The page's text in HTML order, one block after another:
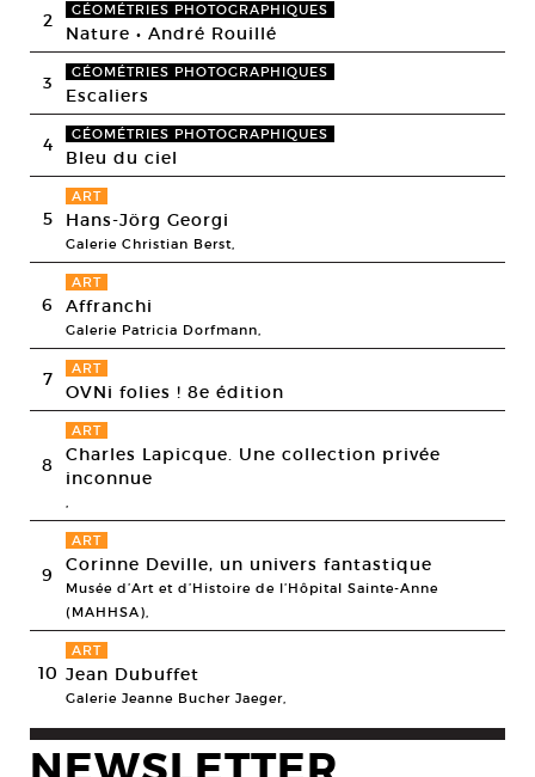
2 GÉOMÉTRIES PHOTOGRAPHIQUES
Nature • André Rouillé
3 GÉOMÉTRIES PHOTOGRAPHIQUES
Escaliers
4 GÉOMÉTRIES PHOTOGRAPHIQUES
Bleu du ciel
5
ART
Hans-Jörg Georgi
Galerie Christian Berst,
6
ART
Affranchi
Galerie Patricia Dorfmann,
7 ART
OVNi folies ! 8e édition
8
ART
Charles Lapicque. Une collection privée
inconnue
,
9
ART
Corinne Deville, un univers fantastique
Musée d’Art et d’Histoire de l’Hôpital Sainte-Anne
(MAHHSA),
10
ART
Jean Dubuffet
Galerie Jeanne Bucher Jaeger,